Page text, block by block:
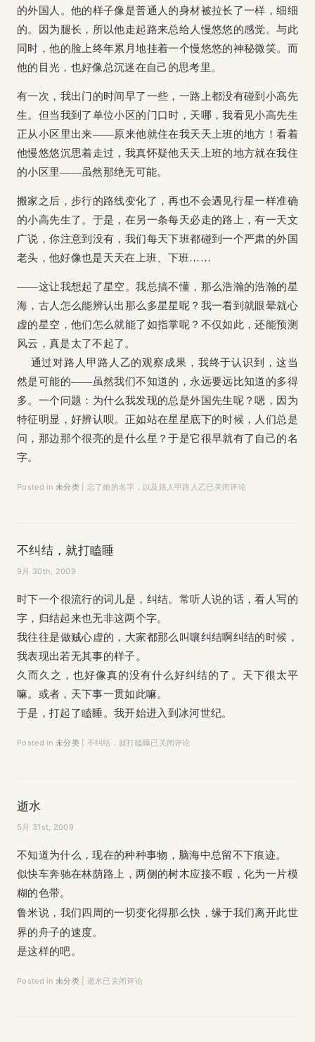
的外国人。他的样子像是普通人的身材被拉长了一样，细细
的。因为腿长，所以他走起路来总给人慢悠悠的感觉。与此
同时，他的脸上终年累月地挂着一个慢悠悠的神秘微笑。而
他的目光，也好像总沉迷在自己的思考里。
有一次，我出门的时间早了一些，一路上都没有碰到小高先
生。但当我到了单位小区的门口时，天哪，我看见小高先生
正从小区里出来——原来他就住在我天天上班的地方！看着
他慢悠悠沉思着走过，我真怀疑他天天上班的地方就在我住
的小区里——虽然那绝无可能。
搬家之后，步行的路线变化了，再也不会遇见行星一样准确
的小高先生了。于是，在另一条每天必走的路上，有一天文
广说，你注意到没有，我们每天下班都碰到一个严肃的外国
老头，他好像也是天天在上班、下班……
——这让我想起了星空。我总搞不懂，那么浩瀚的浩瀚的星
海，古人怎么能辨认出那么多星星呢？我一看到就眼晕就心
虚的星空，他们怎么就能了如指掌呢？不仅如此，还能预测
风云，真是太了不起了。
通过对路人甲路人乙的观察成果，我终于认识到，这当
然是可能的——虽然我们不知道的，永远要远比知道的多得
多。一个问题：为什么我发现的总是外国先生呢？ 嗯，因为
特征明显，好辨认呗。正如站在星星底下的时候，人们总是
问，那边那个很亮的是什么星？于是它很早就有了自己的名
字。
Posted in 未分类| 忘了她的名字，以及路人甲路人乙已关闭评论
不纠结，就打瞌睡
9月 30th, 2009
时下一个很流行的词儿是，纠结。常听人说的话，看人写的
字，归结起来也无非这两个字。
我往往是做贼心虚的，大家都那么叫嚷纠结啊纠结的时候，
我表现出若无其事的样子。
久而久之，也好像真的没有什么好纠结的了。天下很太平
嘛。或者，天下事一贯如此嘛。
于是，打起了瞌睡。我开始进入到冰河世纪。
Posted in 未分类| 不纠结，就打瞌睡已关闭评论
逝水
5月 31st, 2009
不知道为什么，现在的种种事物，脑海中总留不下痕迹。
似快车奔驰在林荫路上，两侧的树木应接不暇，化为一片模
糊的色带。
鲁米说， 我们四周的一切变化得那么快，缘于我们离开此世
界的舟子的速度。
是这样的吧。
Posted in 未分类| 逝水已关闭评论